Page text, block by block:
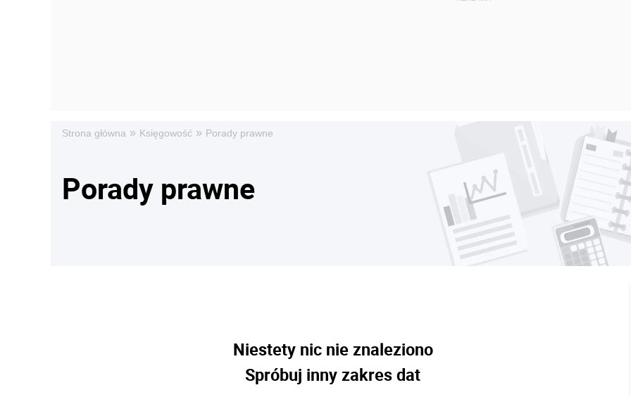
Strona główna » Księgowość » Porady prawne
Porady prawne
Niestety nic nie znaleziono
Spróbuj inny zakres dat